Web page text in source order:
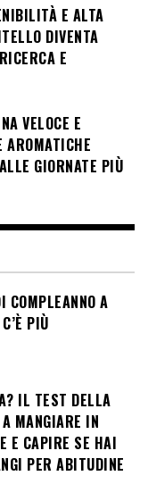
E ALTA
DIVENTA
E
VELOCE E
AROMATICHE
GIORNATE PIÙ
COMPLEANNO A
PIÙ
IL TEST DELLA
MANGIARE IN
E CAPIRE SE HAI
PER ABITUDINE